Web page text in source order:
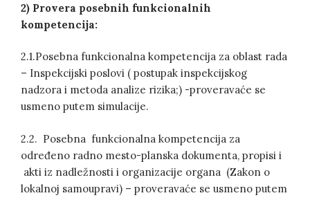
2) Provera posebnih funkcionalnih
kompetencija:
2.1.Posebna funkcionalna kompetencija za oblast rada
– Inspekcijski poslovi ( postupak inspekcijskog
nadzora i metoda analize rizika;) -proveravaće se
usmeno putem simulacije.
2.2. Posebna funkcionalna kompetencija za
određeno radno mesto-planska dokumenta, propisi i
akti iz nadležnosti i organizacije organa (Zakon o
lokalnoj samoupravi) – proveravaće se usmeno putem